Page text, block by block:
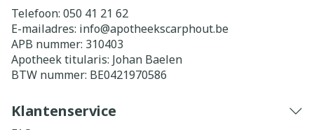
Telefoon: 050 41 21 62
E-mailadres: info@apotheekscarphout.be
APB nummer: 310403
Apotheek titularis: Johan Baelen
BTW nummer: BE0421970586
Klantenservice